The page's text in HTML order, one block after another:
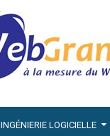
INGÉNIERIE LOGICIELLE